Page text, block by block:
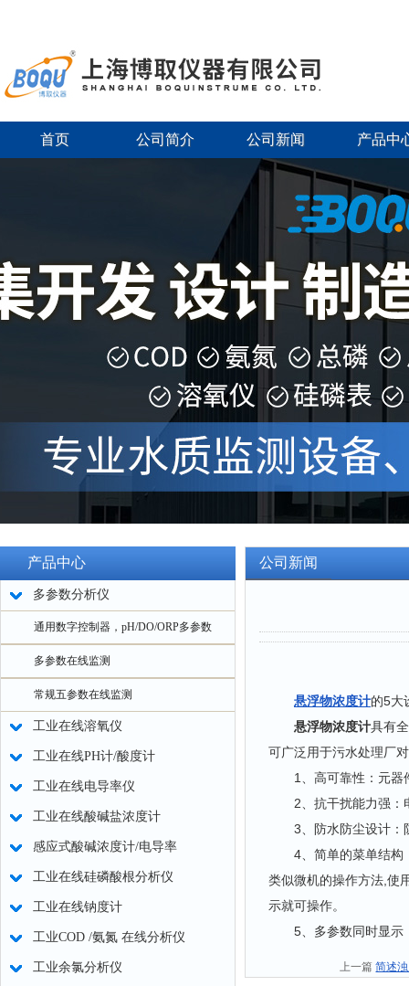
首页 公司简介 公司新闻 产品中
产品中心
多参数分析仪
通用数字控制器，pH/DO/ORP多参数
多参数在线监测
常规五参数在线监测
工业在线溶氧仪
工业在线PH计/酸度计
工业在线电导率仪
工业在线酸碱盐浓度计
感应式酸碱浓度计/电导率
工业在线硅磷酸根分析仪
工业在线钠度计
工业COD /氨氮 在线分析仪
工业余氯分析仪
公司新闻
悬浮物浓度计的5大
悬浮物浓度计具有
可广泛用于污水处理厂
1、高可靠性：元器件
2、抗干扰能力强：电
3、防水防尘设计：
4、简单的菜单结构，
类似微机的操作方法,使
示就可操作。
5、多参数同时显示：
上一篇简述